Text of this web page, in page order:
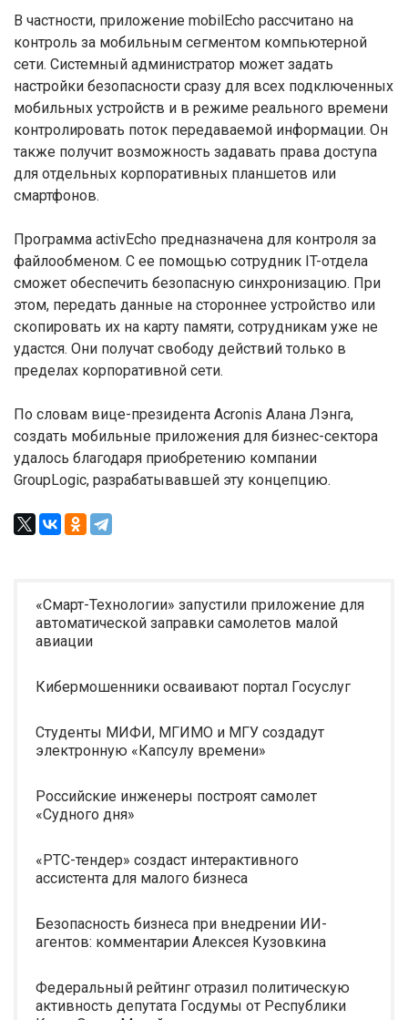
В частности, приложение mobilEcho рассчитано на
контроль за мобильным сегментом компьютерной
сети. Системный администратор может задать
настройки безопасности сразу для всех подключенных
мобильных устройств и в режиме реального времени
контролировать поток передаваемой информации. Он
также получит возможность задавать права доступа
для отдельных корпоративных планшетов или
смартфонов.
Программа activEcho предназначена для контроля за
файлообменом. С ее помощью сотрудник IT-отдела
сможет обеспечить безопасную синхронизацию. При
этом, передать данные на стороннее устройство или
скопировать их на карту памяти, сотрудникам уже не
удастся. Они получат свободу действий только в
пределах корпоративной сети.
По словам вице-президента Acronis Алана Лэнга,
создать мобильные приложения для бизнес-сектора
удалось благодаря приобретению компании
GroupLogic, разрабатывавшей эту концепцию.
«Смарт-Технологии» запустили приложение для
автоматической заправки самолетов малой
авиации
Кибермошенники осваивают портал Госуслуг
Студенты МИФИ, МГИМО и МГУ создадут
электронную «Капсулу времени»
Российские инженеры построят самолет
«Судного дня»
«РТС-тендер» создаст интерактивного
ассистента для малого бизнеса
Безопасность бизнеса при внедрении ИИ-
агентов: комментарии Алексея Кузовкина
Федеральный рейтинг отразил политическую
активность депутата Госдумы от Республики